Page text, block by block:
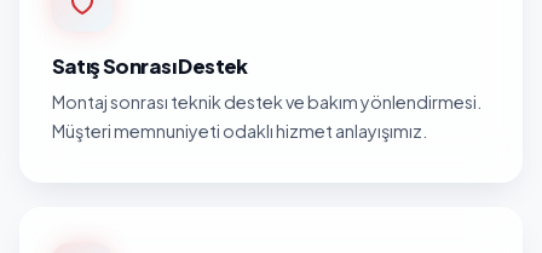
Satış Sonrası Destek
Montaj sonrası teknik destek ve bakım yönlendirmesi.
Müşteri memnuniyeti odaklı hizmet anlayışımız.